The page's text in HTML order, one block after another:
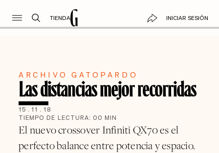
TIENDA INICIAR SESIÓN
ARCHIVO GATOPARDO
Las distancias mejor recorridas
15 . 11 . 18
TIEMPO DE LECTURA: 00 MIN
El nuevo crossover Infiniti QX70 es el
perfecto balance entre potencia y espacio.